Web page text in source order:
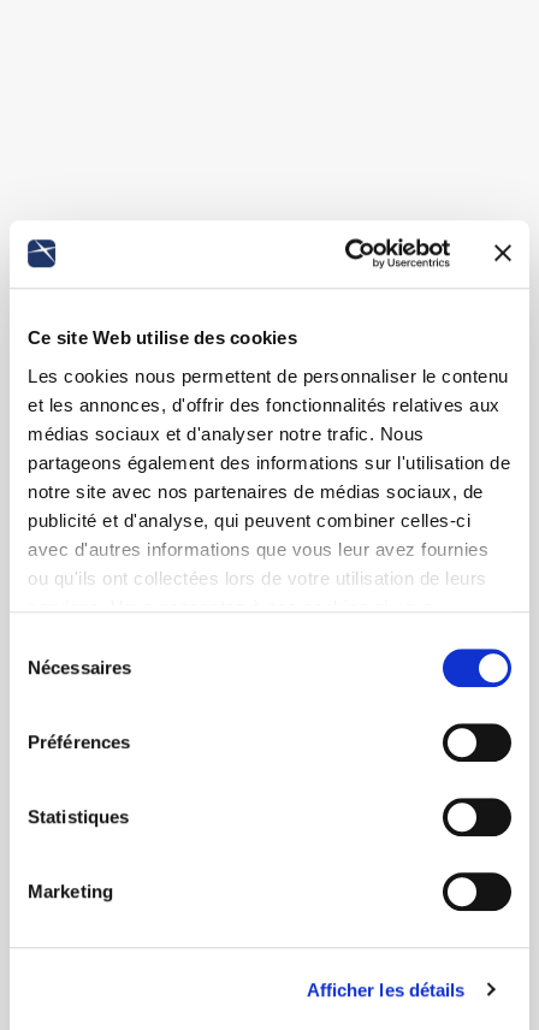
Ce site Web utilise des cookies
Les cookies nous permettent de personnaliser le contenu
et les annonces, d'offrir des fonctionnalités relatives aux
médias sociaux et d'analyser notre trafic. Nous
partageons également des informations sur l'utilisation de
notre site avec nos partenaires de médias sociaux, de
publicité et d'analyse, qui peuvent combiner celles-ci
avec d'autres informations que vous leur avez fournies
ou qu'ils ont collectées lors de votre utilisation de leurs
Nécessaires
Préférences
Statistiques
Marketing
Afficher les détails